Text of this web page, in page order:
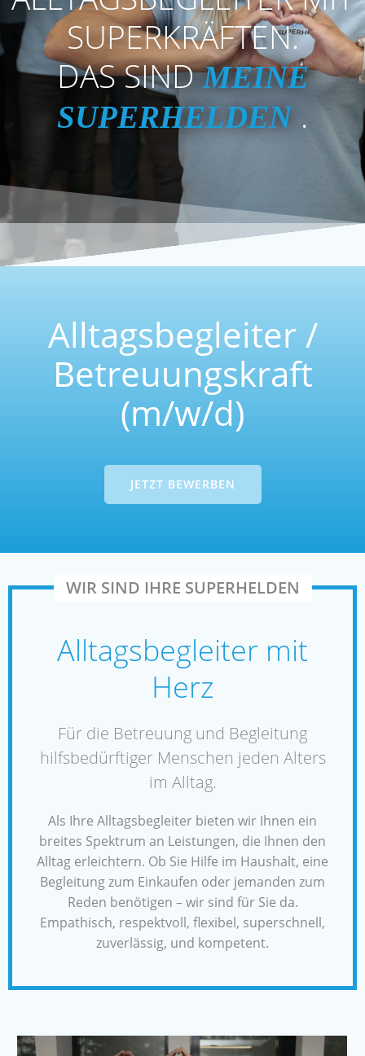
SUPERKRÄFTEN.
DAS SINDMEINE
SUPERHELDEN .
Alltagsbegleiter /
Betreuungskraft
(m/w/d)
JETZT BEWERBEN
WIR SIND IHRE SUPERHELDEN
Alltagsbegleiter mit
Herz
Für die Betreuung und Begleitung
hilfsbedürftiger Menschen jeden Alters
im Alltag.
Als Ihre Alltagsbegleiter bieten wir Ihnen ein
breites Spektrum an Leistungen, die Ihnen den
Alltag erleichtern. Ob Sie Hilfe im Haushalt, eine
Begleitung zum Einkaufen oder jemanden zum
Reden benötigen – wir sind für Sie da.
Empathisch, respektvoll, flexibel, superschnell,
zuverlässig, und kompetent.